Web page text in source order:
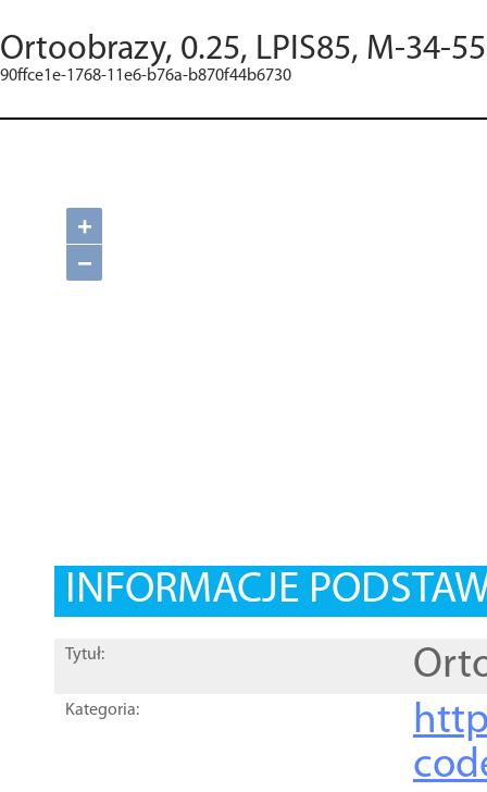
Ortoobrazy, 0.25, LPIS85, M-34-
90ffce1e-1768-11e6-b76a-b870f44b6730
+
−
INFORMACJE
Tytuł:
Kategoria: